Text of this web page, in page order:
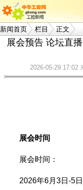
新闻首页 栏目 正文
展会预告 论坛直
2026-05-29 17:02
展会时间
展会时间：
2026年6月3日-5日